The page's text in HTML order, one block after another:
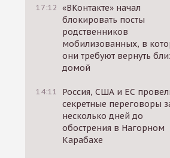
17:12 «ВКонтакте» начал
блокировать посты
родственников
мобилизованных, в
они требуют вернуть
домой
14:11
Россия, США и ЕС
секретные переговоры
несколько дней до
обострения в Нагорном
Карабахе